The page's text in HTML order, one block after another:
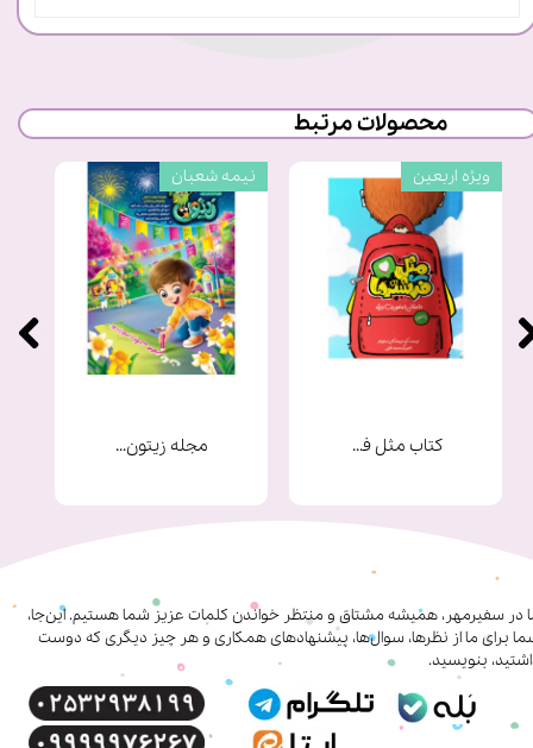
محصولات مرتبط
مجله زیتون شماره 9
نیمه شعبان
کتاب مثل فرشته ها
ویژه اربعین
در سفیرمهر، همیشه مشتاق و منتظر خواندن کلمات عزیز شما هستیم. این‌جا،
برای ما از نظرها، سوال‌ها، پیشنهادهای همکاری‌ و هر چیز دیگری که دوست
بنویسید.